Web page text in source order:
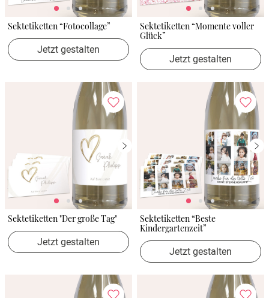
Sektetiketten “Fotocollage”
Jetzt gestalten
Sektetiketten “Momente voller
Glück”
Jetzt gestalten
Sektetiketten "Der große Tag"
Jetzt gestalten
Sektetiketten “Beste
Kindergartenzeit”
Jetzt gestalten